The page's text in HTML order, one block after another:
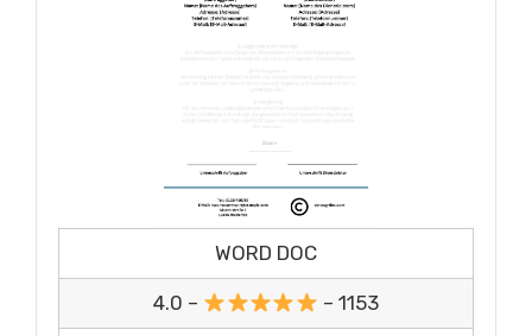
WORD DOC
4.0 – – 1153